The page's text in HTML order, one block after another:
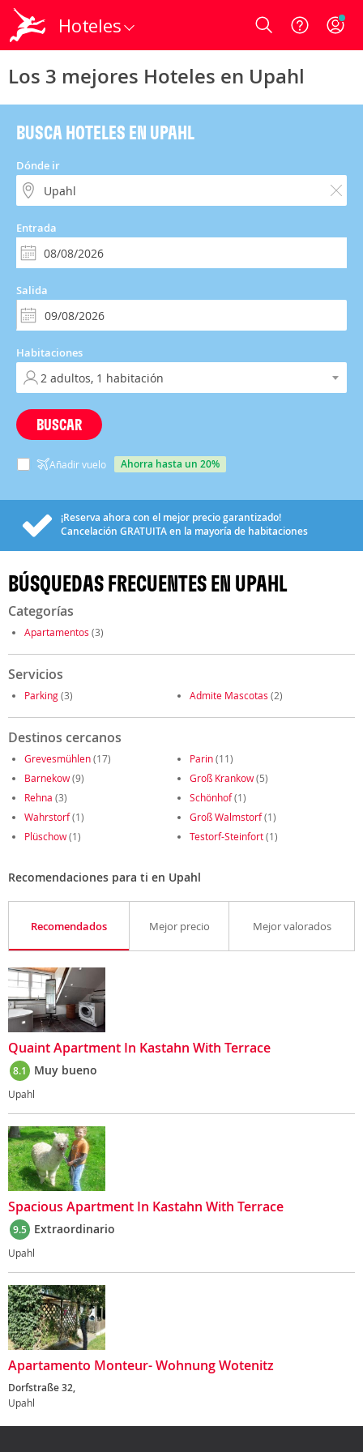
Hoteles Login
Los 3 mejores Hoteles en Upahl
BUSCA HOTELES EN UPAHL
Dónde ir
Entrada
Salida
Habitaciones
BUSCAR
Añadir vuelo ahorra hasta un 20%
¡Reserva ahora con el mejor precio garantizado!
Cancelación GRATUITAen la mayoría de habitaciones
BÚSQUEDAS FRECUENTES EN UPAHL
Categorías
Apartamentos (3)
Servicios
Parking(3) Admite Mascotas (2)
Destinos cercanos
Grevesmühlen(17) Parin(11)
Barnekow(9) Groß Krankow(5)
Rehna (3) Schönhof(1)
Wahrstorf(1) Groß Walmstorf(1)
Plüschow(1) Testorf-Steinfort(1)
Recomendaciones para ti en Upahl
Recomendados Mejor precio Mejor valorados
Quaint Apartment In Kastahn With Terrace
8.1 Muy bueno
Upahl
Spacious Apartment In Kastahn With Terrace
9.5 Extraordinario
Upahl
Apartamento Monteur- Wohnung Wotenitz
Dorfstraße 32,
Upahl